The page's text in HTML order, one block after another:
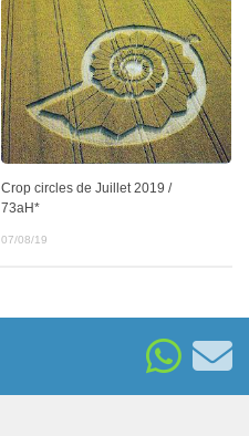
Crop circles de Juillet 2019 /
73aH*
07/08/19